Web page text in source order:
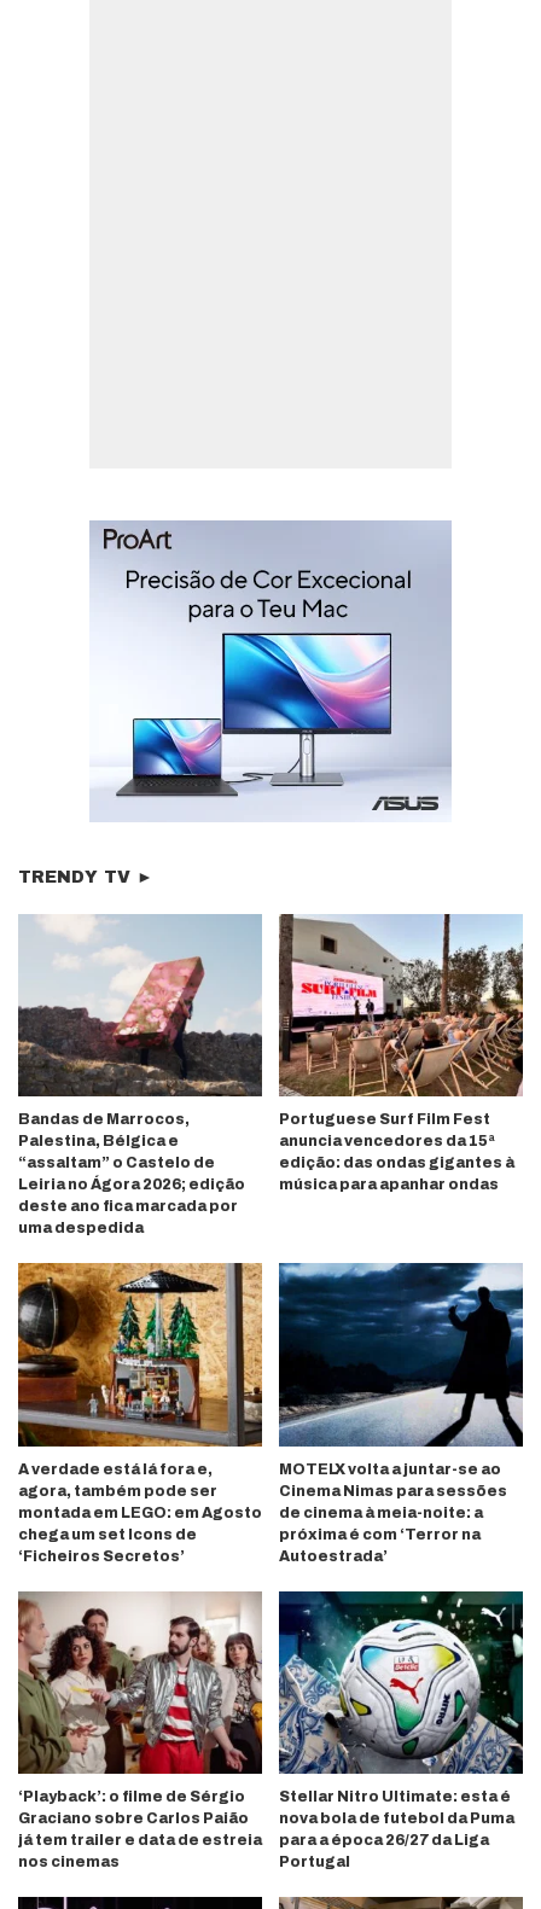
TRENDY TV ►
Bandas de Marrocos,
Palestina, Bélgica e
“assaltam” o Castelo de
Leiria no Ágora 2026; edição
deste ano fica marcada por
uma despedida
Portuguese Surf Film Fest
anuncia vencedores da 15ª
edição: das ondas gigantes à
música para apanhar ondas
A verdade está lá fora e,
agora, também pode ser
montada em LEGO: em Agosto
chega um set Icons de
‘Ficheiros Secretos’
MOTELX volta a juntar-se ao
Cinema Nimas para sessões
de cinema à meia-noite: a
próxima é com ‘Terror na
Autoestrada’
‘Playback’: o filme de Sérgio
Graciano sobre Carlos Paião
já tem trailer e data de estreia
nos cinemas
Stellar Nitro Ultimate: esta é
nova bola de futebol da Puma
para a época 26/27 da Liga
Portugal